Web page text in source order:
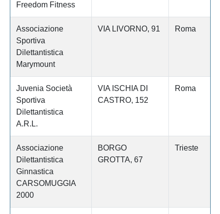
Freedom Fitness
Associazione
Sportiva
Dilettantistica
Marymount
VIA LIVORNO, 91 Roma
Juvenia Società
Sportiva
Dilettantistica
A.R.L.
VIA ISCHIA DI
CASTRO, 152
Roma
Associazione
Dilettantistica
Ginnastica
CARSOMUGGIA
2000
BORGO
GROTTA, 67
Trieste